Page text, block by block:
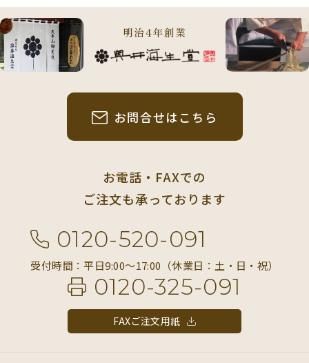
明治4年創業
お問合せはこちら
お電話・FAXでの
ご注文も承っております
0120-520-091
受付時間：平日9:00〜17:00（休業日：土・日・祝）
0120-325-091
FAXご注文用紙